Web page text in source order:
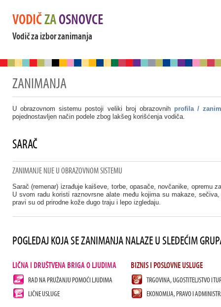
VODIČZAOSNOVCE
Vodič za izbor zanimanja
ZANIMANJA
U obrazovnom sistemu postoji veliki broj obrazovnih profila /
pojednostavljen način podele zbog lakšeg korišćenja vodiča.
SARAČ
ZANIMANJE NIJE U OBRAZOVNOM SISTEMU
Sarač (remenar) izrađuje kaiševe, torbe, opasače, novčanike, opremu
U svom radu koristi raznovrsne alate među kojima su makaze,
pravi su od prirodne kože dugo traju i lepo izgledaju.
POGLEDAJ KOJA SE ZANIMANJA NALAZE U SLEDEĆIM
LIČNA I DRUŠTVENA BRIGA O LJUDIMA
RAD NA PRUŽANJU POMOĆI LJUDIMA
LIČNE USLUGE
BIZNIS I POSLOVNE USLUGE
TRGOVINA, UGOSTITELJSTVO I
EKONOMIJA, PRAVO I